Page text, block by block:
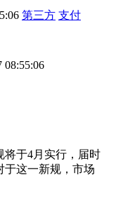
第三方 支付
将于4月实行，届时
于这一新规，市场